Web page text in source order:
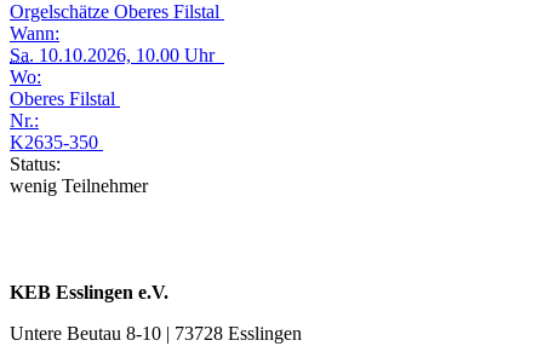
Orgelschätze Oberes Filstal
Wann:
Sa. 10.10.2026, 10.00 Uhr
Wo:
Oberes Filstal
Nr.:
K2635-350
Status:
wenig Teilnehmer
KEB Esslingen e.V.
Untere Beutau 8-10 | 73728 Esslingen